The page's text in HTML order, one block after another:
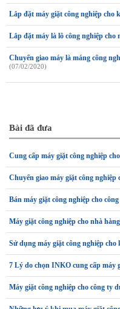
Lắp đặt máy giặt công nghiệp cho
Lắp đặt máy là lô công nghiệp cho
Chuyển giao máy là máng công
(07/02/2020)
Bài đã đưa
Cung cấp máy giặt công nghiệp
Chuyển giao máy giặt công
Bán máy giặt công nghiệp cho
Máy giặt công nghiệp cho nhà
Sử dụng máy giặt công nghiệp
7 Lý do chọn INKO cung cấp máy
Máy giặt công nghiệp cho công ty